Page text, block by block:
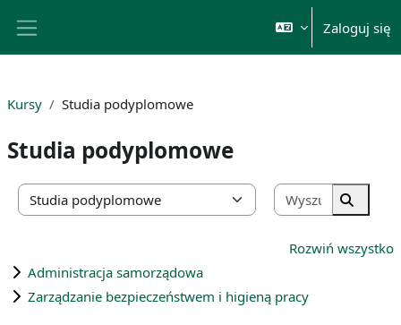
Zaloguj się
Kursy Studia podyplomowe
Studia podyplomowe
Kategorie kursów
Wyszukaj
Rozwiń wszystko
Administracja samorządowa
Zarządzanie bezpieczeństwem i higieną pracy